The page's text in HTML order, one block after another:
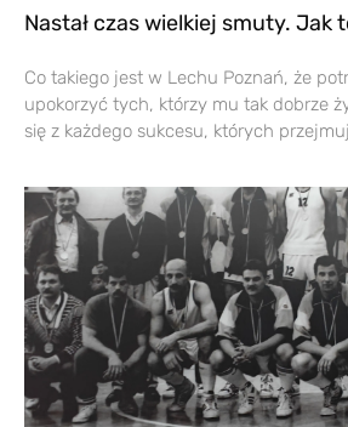
Nastał czas wielkiej smuty. Jak
Co takiego jest w Lechu Poznań, że
upokorzyć tych, którzy mu tak dobrze
się z każdego sukcesu, których